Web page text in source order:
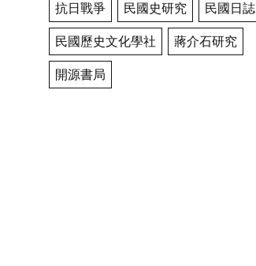
抗日戰爭 民國史研究 民國日誌
民國歷史文化學社 蔣介石研究
開源書局